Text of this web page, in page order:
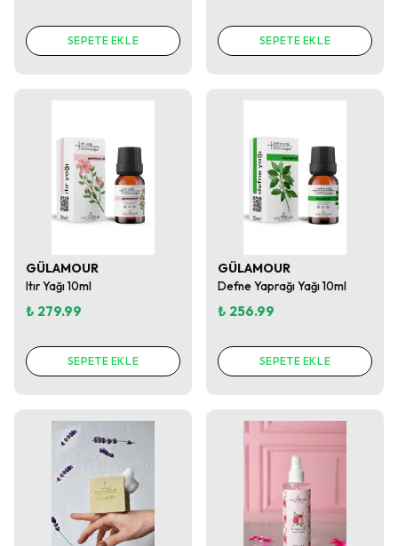
SEPETE EKLE SEPETE EKLE
GÜLAMOUR
Itır Yağı 10ml
₺ 279.99
SEPETE EKLE
GÜLAMOUR
Defne Yaprağı Yağı 10ml
₺ 256.99
SEPETE EKLE